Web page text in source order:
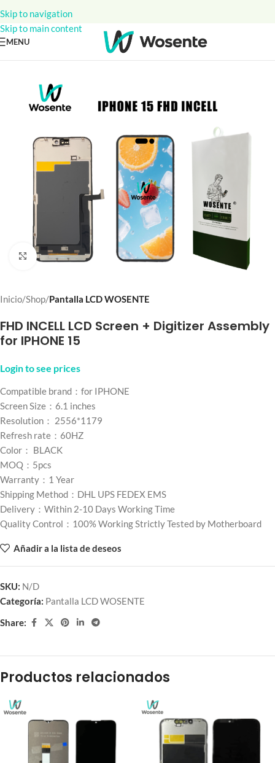
Skip to navigation
Skip to main content
MENU
Click to enlarge
Inicio Shop Pantalla LCD WOSENTE
FHD INCELL LCD Screen + Digitizer Assembly
for IPHONE 15
Login to see prices
Compatible brand：for IPHONE
Screen Size：6.1 inches
Resolution： 2556*1179
Refresh rate：60HZ
Color： BLACK
MOQ：5pcs
Warranty：1 Year
Shipping Method：DHL UPS FEDEX EMS
Delivery：Within 2-10 Days Working Time
Quality Control：100% Working Strictly Tested by Motherboard
Añadir a la lista de deseos
SKU: N/D
Categoría: Pantalla LCD WOSENTE
Share:
Productos relacionados